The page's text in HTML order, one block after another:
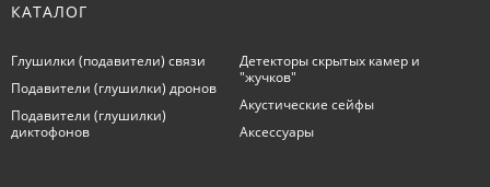
КАТАЛОГ
Глушилки (подавители) связи
Подавители (глушилки) дронов
Подавители (глушилки)
диктофонов
Детекторы скрытых камер и
"жучков"
Акустические сейфы
Аксессуары